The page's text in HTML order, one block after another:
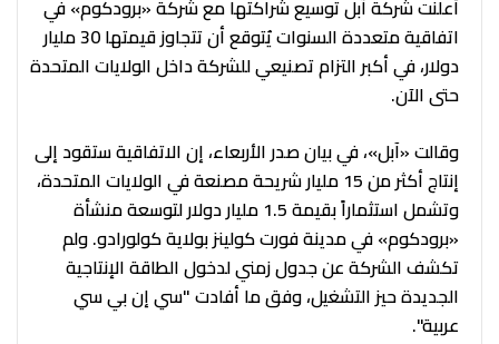
أعلنت شركة آبل توسيع شراكتها مع شركة «برودكوم» في
اتفاقية متعددة السنوات يُتوقع أن تتجاوز قيمتها 30 مليار
دولار، في أكبر التزام تصنيعي للشركة داخل الولايات المتحدة
حتى الآن.
وقالت «آبل»، في بيان صدر الأربعاء، إن الاتفاقية ستقود إلى
إنتاج أكثر من 15 مليار شريحة مصنعة في الولايات المتحدة،
وتشمل استثماراً بقيمة 1.5 مليار دولار لتوسعة منشأة
«برودكوم» في مدينة فورت كولينز بولاية كولورادو. ولم
تكشف الشركة عن جدول زمني لدخول الطاقة الإنتاجية
الجديدة حيز التشغيل، وفق ما أفادت "سي إن بي سي
عربية".